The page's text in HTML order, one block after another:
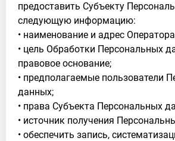
предоставить Субъекту
следующую информацию:
• наименование и адрес
• цель Обработки Персональных
правовое основание;
• предполагаемые пользователи
данных;
• права Субъекта Персональных
• источник получения
• обеспечить запись,